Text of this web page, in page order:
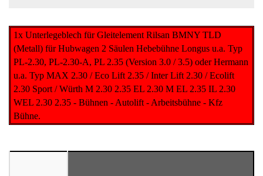
1x Unterlegeblech für Gleitelement Rilsan BMNY TLD
(Metall) für Hubwagen 2 Säulen Hebebühne Longus u.a. Typ
PL-2.30, PL-2.30-A, PL 2.35 (Version 3.0 / 3.5) oder Hermann
u.a. Typ MAX 2.30 / Eco Lift 2.35 / Inter Lift 2.30 / Ecolift
2.30 Sport / Würth M 2.30 2.35 EL 2.30 M EL 2.35 IL 2.30
WEL 2.30 2.35 - Bühnen - Autolift - Arbeitsbühne - Kfz
Bühne.